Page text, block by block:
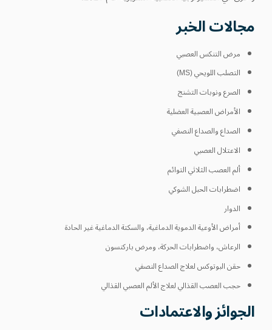
مجالات الخبر
مرض التنكس العصبي
التصلب اللويحي (MS)
الصرع ونوبات التشنج
الأمراض العصبية العضلية
الصداع والصداع النصفي
الاعتلال العصبي
ألم العصب الثلاثي التوائم
اضطرابات الحبل الشوكي
الدوار
أمراض الأوعية الدموية الدماغية، والسكتة الدماغية غير الحادة
الرعاش، واضطرابات الحركة، ومرض باركنسون
حقن البوتوكس لعلاج الصداع النصفي
حجب العصب القذالي لعلاج الألم العصبي القذالي
الجوائز والاعتمادات